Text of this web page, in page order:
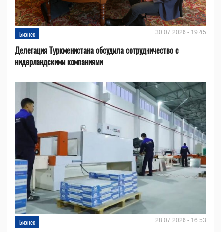
Бизнес 30.07.2026 - 19:45
Делегация Туркменистана обсудила сотрудничество с
нидерландскими компаниями
Бизнес 28.07.2026 - 16:53